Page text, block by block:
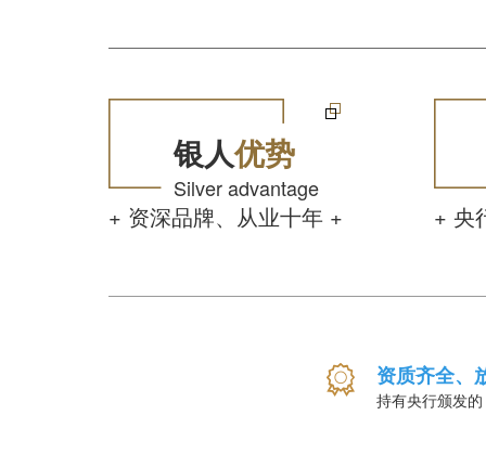
银人优势
Silver advantage
+ 资深品牌、从业十年 + + 央
资质齐全、
持有央行颁发